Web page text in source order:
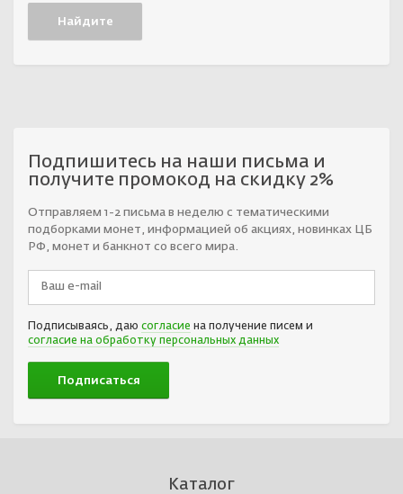
Подпишитесь на наши письма и
получите промокод на скидку 2%
Отправляем 1-2 письма в неделю с тематическими
подборками монет, информацией об акциях, новинках ЦБ
РФ, монет и банкнот со всего мира.
Подписываясь, даю согласие на получение писем и
согласие на обработку персональных данных
Каталог